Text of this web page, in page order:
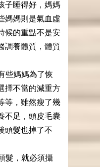
子睡得好，媽媽
媽媽則是氣血虛
候的重點不是安
調養體質，體質
些媽媽為了恢
擇不當的減重方
等，雖然瘦了幾
不足，頭皮毛囊
頭髮也掉了不
髮，就必須攝